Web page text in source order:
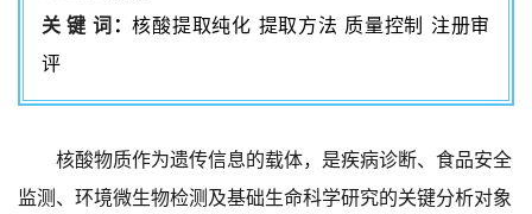
关 键 词 ：核酸提取纯化 提取方法 质量控制 注册审
评
核酸物质作为遗传信息的载体，是疾病诊断、食品安全
监测、环境微生物检测及基础生命科学研究的关键分析对象